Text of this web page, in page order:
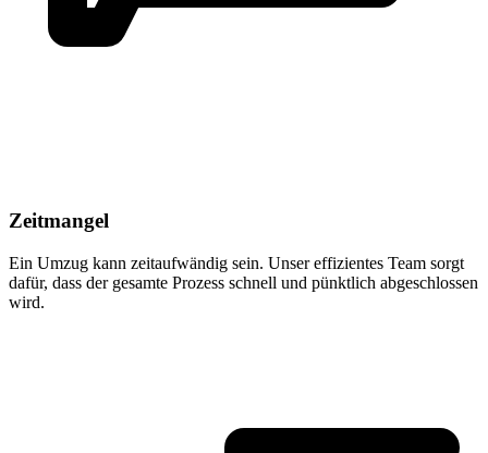
Zeitmangel
Ein Umzug kann zeitaufwändig sein. Unser effizientes Team sorgt
dafür, dass der gesamte Prozess schnell und pünktlich abgeschlossen
wird.